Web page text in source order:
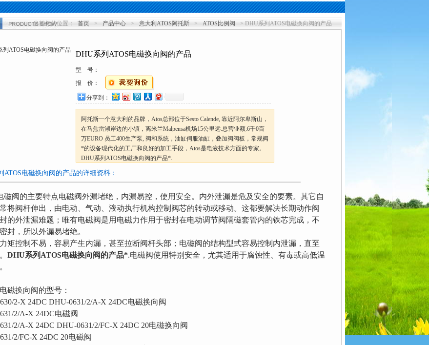
当前您的位置： 首页 > 产品中心 > 意大利ATOS阿托斯 > ATOS比例阀 > DHU系列ATOS电磁换向阀的产品
DHU系列ATOS电磁换向阀的产品
型 号：
报 价：
分享到：
阿托斯一个意大利的品牌，Atos总部位于Sesto Calende, 靠近阿尔卑斯山，
在马焦雷湖岸边的小镇，离米兰Malpensa机场15公里远.总营业额:6千0百
万EURO 员工400生产泵, 阀和系统，油缸伺服油缸，叠加阀阀板，常规阀
*的设备现代化的工厂和良好的加工手段，Atos是电液技术方面的专家。
DHU系列ATOS电磁换向阀的产品*.
ATOS电磁换向阀的产品的详细资料：
磁阀的主要特点电磁阀外漏堵绝，内漏易控，使用安全。内外泄漏是危及安全的要素。其它自
将阀杆伸出，由电动、气动、液动执行机构控制阀芯的转动或移动。这都要解决长期动作阀
的外泄漏难题；唯有电磁阀是用电磁力作用于密封在电动调节阀隔磁套管内的铁芯完成，不
封，所以外漏易堵绝。
矩控制不易，容易产生内漏，甚至拉断阀杆头部；电磁阀的结构型式容易控制内泄漏，直至
DHU系列ATOS电磁换向阀的产品*.电磁阀使用特别安全，尤其适用于腐蚀性、有毒或高低温
磁换向阀的型号：
2-X 24DC DHU-0631/2/A-X 24DC电磁换向阀
2/A-X 24DC电磁阀
2/A-X 24DC DHU-0631/2/FC-X 24DC 20电磁换向阀
2/FC-X 24DC 20电磁阀